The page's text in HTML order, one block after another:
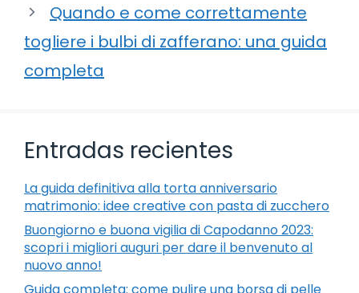
Quando e come correttamente
togliere i bulbi di zafferano: una guida
completa
Entradas recientes
La guida definitiva alla torta anniversario
matrimonio: idee creative con pasta di zucchero
Buongiorno e buona vigilia di Capodanno 2023:
scopri i migliori auguri per dare il benvenuto al
nuovo anno!
Guida completa: come pulire una borsa di pelle